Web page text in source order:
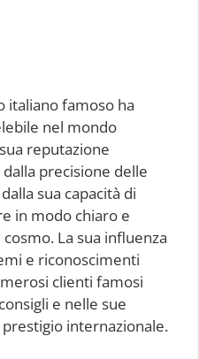
italiano famoso ha
nel mondo
reputazione
precisione delle
sua capacità di
in modo chiaro e
La sua influenza
e riconoscimenti
clienti famosi
e nelle sue
internazionale.